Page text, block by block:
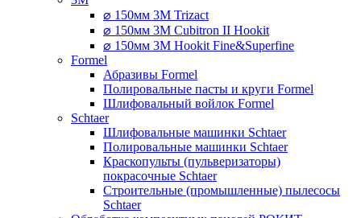
⌀ 150мм 3M Trizact
⌀ 150мм 3M Cubitron II Hookit
⌀ 150мм 3M Hookit Fine&Superfine
Formel
Абразивы Formel
Полировальные пасты и круги Formel
Шлифовальный войлок Formel
Schtaer
Шлифовальные машинки Schtaer
Полировальные машинки Schtaer
Краскопульты (пульверизаторы)
покрасочные Schtaer
Строительные (промышленные) пылесосы
Schtaer